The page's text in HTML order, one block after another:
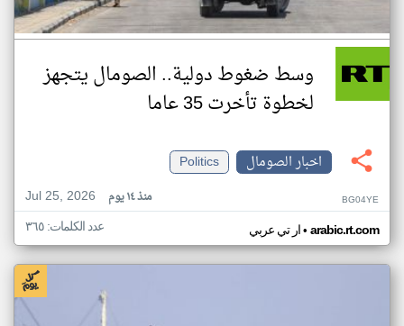
وسط ضغوط دولية.. الصومال يتجهز
لخطوة تأخرت 35 عاما
اخبار الصومال
Politics
Jul 25, 2026
منذ ١٤ يوم BG04YE
ار تي عربي• arabic.rt.com عدد الكلمات: ٣٦٥